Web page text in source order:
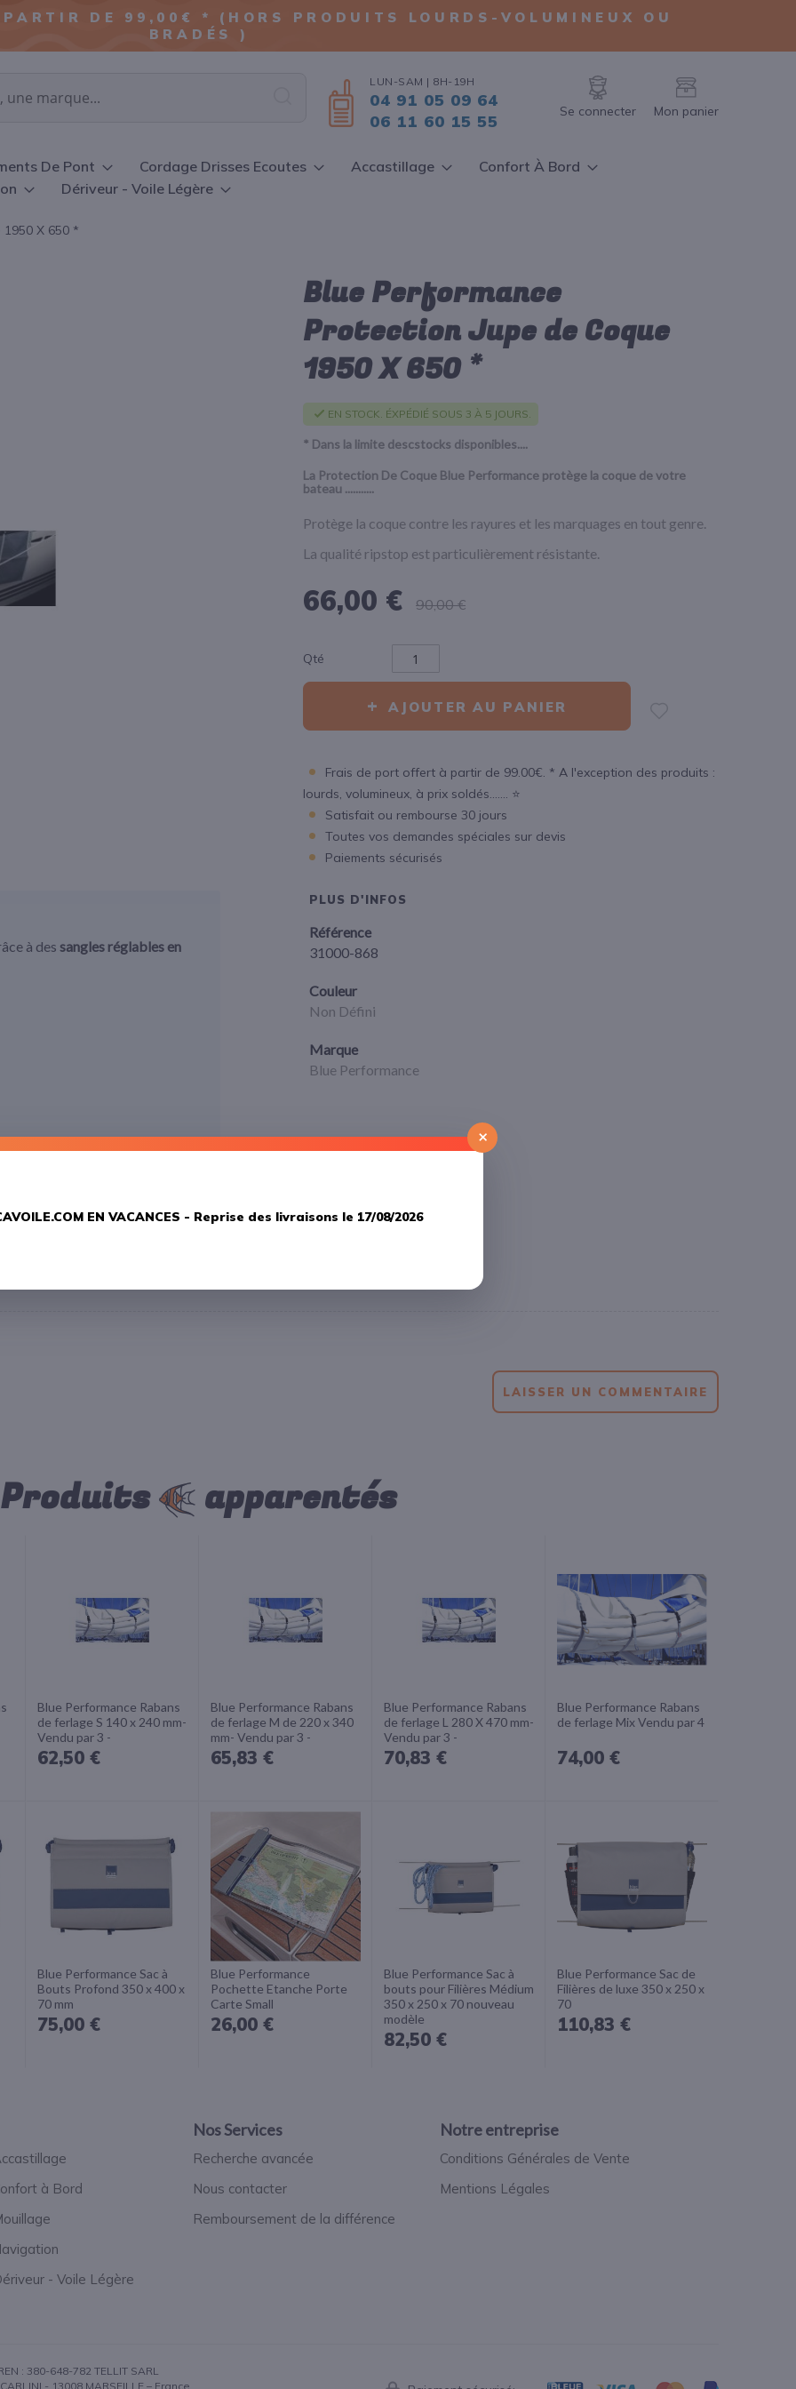
ALLER
AU
CONTENU
DE 99,00€ * (HORS PRODUITS LOURDS-VOLUMINEUX OU
BRADÉS )
Chercher
LUN-SAM | 8H-19H
04 91 05 09 64
06 11 60 15 55
Se connecter Mon panier
De Pont Cordage Drisses Ecoutes Accastillage
Confort À Bord
Dériveur - Voile Légère
X 650 *
Blue Performance
Protection Jupe de Coque
1950 X 650 *
EN STOCK. ÉXPÉDIÉ SOUS 3 À 5 JOURS.
* Dans la limite descstocks disponibles....
La Protection De Coque Blue Performance protège la coque de votre
bateau ...........
Protège la coque contre les rayures et les marquages en tout genre.
La qualité ripstop est particulièrement résistante.
66,00 € 90,00 €
Qté
AJOUTER AU PANIER
Frais de port offert à partir de 99.00€. * A l'exception des produits :
lourds, volumineux, à prix soldés....... ⭐
Satisfait ou rembourse 30 jours
Toutes vos demandes spéciales sur devis
Paiements sécurisés
à des sangles réglables en
PLUS D'INFOS
Référence
31000-868
Couleur
Non Défini
Marque
Blue Performance
LAISSER UN COMMENTAIRE
Produits apparentés
Blue Performance Rabans
de ferlage S 140 x 240 mm-
Vendu par 3 -
62,50 €
Blue Performance Rabans
de ferlage M de 220 x 340
mm- Vendu par 3 -
65,83 €
Blue Performance Rabans
de ferlage L 280 X 470 mm-
Vendu par 3 -
70,83 €
Blue Performance Rabans
de ferlage Mix Vendu par 4
74,00 €
Blue Performance Sac à
Bouts Profond 350 x 400 x
70 mm
75,00 €
Blue Performance
Pochette Etanche Porte
Carte Small
26,00 €
Blue Performance Sac à
bouts pour Filières Médium
350 x 250 x 70 nouveau
modèle
82,50 €
Blue Performance Sac de
Filières de luxe 350 x 250 x
70
110,83 €
Nos Services
Recherche avancée
Nous contacter
Remboursement de la différence
Notre entreprise
Conditions Générales de Vente
Mentions Légales
à Bord
- Voile Légère
×
EN VACANCES - Reprise des livraisons le 17/08/2026
: 380-648-782 TELLIT SARL
- 13008 MARSEILLE – France